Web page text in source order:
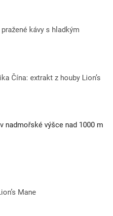
kávy s hladkým
Čína: extrakt z houby Lion’s
nadmořské výšce nad 1000 m
Mane